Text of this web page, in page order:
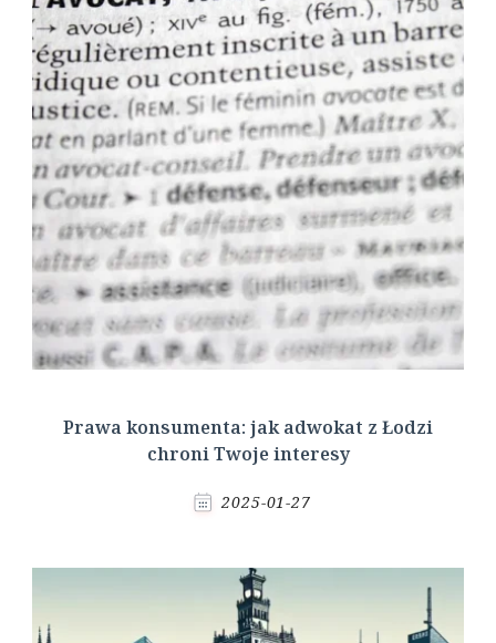
Prawa konsumenta: jak adwokat z Łodzi
chroni Twoje interesy
2025-01-27